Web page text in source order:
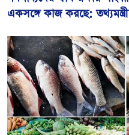
একসঙ্গে কাজ করছে: তথ্যমন্ত্রী